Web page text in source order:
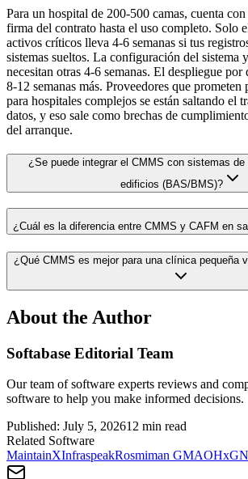
Para un hospital de 200-500 camas, cuenta con
firma del contrato hasta el uso completo. Solo
activos críticos lleva 4-6 semanas si tus
sistemas sueltos. La configuración del sistema
necesitan otras 4-6 semanas. El despliegue por
8-12 semanas más. Proveedores que prometen
para hospitales complejos se están saltando el
datos, y eso sale como brechas de
del arranque.
¿Se puede integrar el CMMS con sistemas
edificios (BAS/BMS)?
¿Cuál es la diferencia entre CMMS y CAFM en
¿Qué CMMS es mejor para una clínica pequeña
About the Author
Softabase Editorial Team
Our team of software experts reviews and
software to help you make informed decisions.
Published: July 5, 202612 min read
Related Software
MaintainXInfraspeakRosmiman GMAO